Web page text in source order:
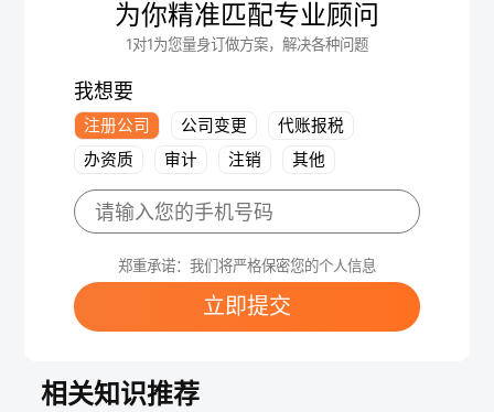
为你精准匹配专业顾问
1对1为您量身订做方案，解决各种问题
我想要
注册公司 公司变更
代账报税
办资质
审计 注销 其他
郑重承诺：我们将严格保密您的个人信息
立即提交
相关知识推荐